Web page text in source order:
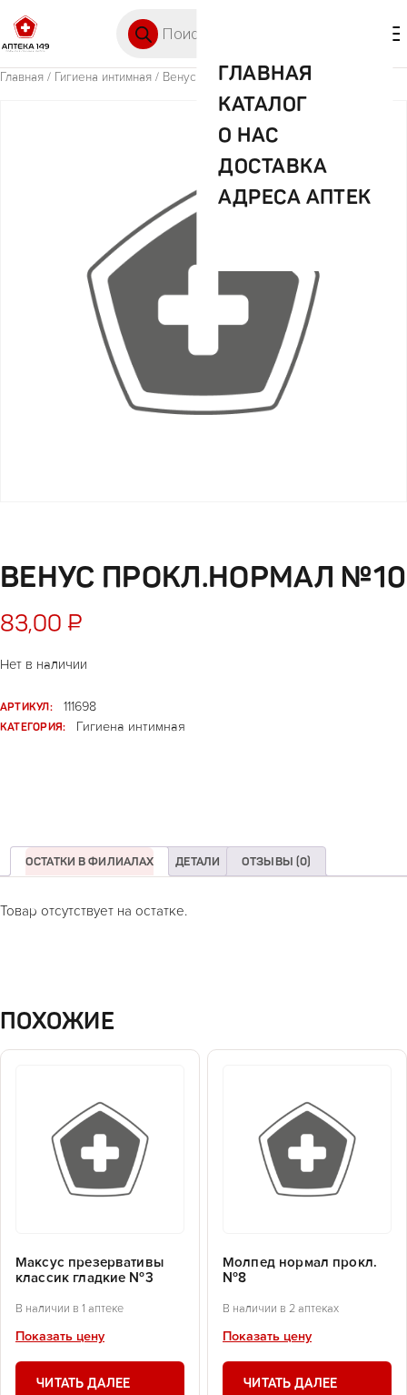
ГЛАВНАЯ
КАТАЛОГ
О НАС
ДОСТАВКА
АДРЕСА АПТЕК
Главная / Гигиена интимная / Венус прокл.нормал №10
ВЕНУС ПРОКЛ.НОРМАЛ №10
83,00 ₽
Нет в наличии
АРТИКУЛ:
111698
КАТЕГОРИЯ:
Гигиена интимная
ОСТАТКИ В ФИЛИАЛАХ ДЕТАЛИ ОТЗЫВЫ (0)
Товар отсутствует на остатке.
ПОХОЖИЕ
Максус презервативы
классик гладкие №3
В наличии в 1 аптеке
Показать цену
ЧИТАТЬ ДАЛЕЕ
Молпед нормал прокл.
№8
В наличии в 2 аптеках
Показать цену
ЧИТАТЬ ДАЛЕЕ